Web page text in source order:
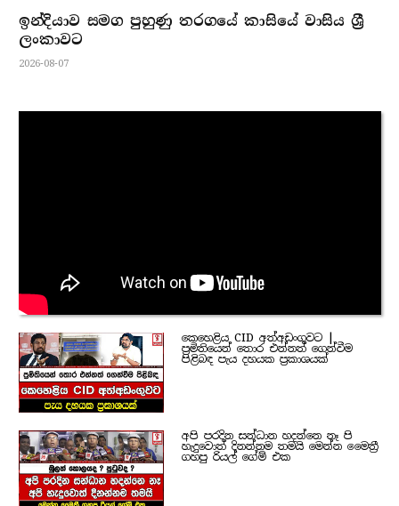
ඉන්දියාව සමග පුහුණු තරගයේ කාසියේ වාසිය ශ්‍රී
ලංකාවට
2026-08-07
කෙහෙළිය CID අත්අඩංගුවට |
ප්‍රමිතියෙන් තොර එන්නත් ගෙන්වීම
පිළිබඳ පැය දහයක ප්‍රකාශයක්
අපි පරදින සන්ධාන හදන්නෙ නෑ පි
හැදුවොත් දිනන්නම තමයි මෙන්න මෛත්‍රී
ගහපු රියල් ගේම් එක